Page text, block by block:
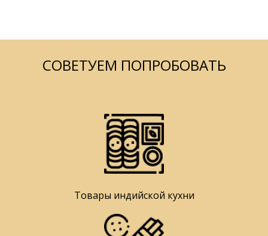
СОВЕТУЕМ ПОПРОБОВАТЬ
Товары индийской кухни